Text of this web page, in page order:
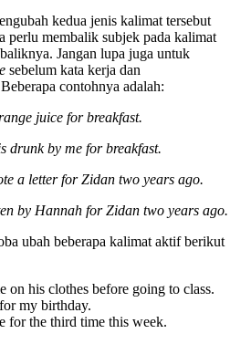
kedua jenis kalimat tersebut
perlu membalik subjek pada kalimat
Jangan lupa juga untuk
sebelum kata kerja dan
contohnya adalah:
juice for breakfast.
drunk by me for breakfast.
a letter for Zidan two years ago.
by Hannah for Zidan two years ago.
ubah beberapa kalimat aktif berikut
on his clothes before going to class.
my birthday.
for the third time this week.